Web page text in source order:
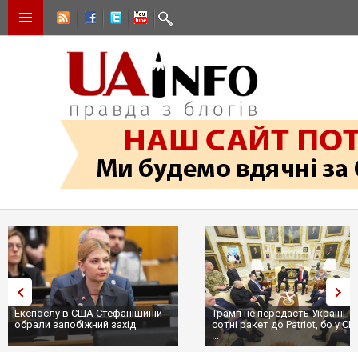
Експослу в США Стефанішиній
обрали запобіжний захід
Трамп не передасть Україні
сотні ракет до Patriot, бо у
...